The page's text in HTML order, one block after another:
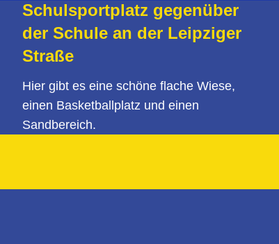
Schulsportplatz gegenüber
der Schule an der Leipziger
Straße
Hier gibt es eine schöne flache Wiese,
einen Basketballplatz und einen
Sandbereich.